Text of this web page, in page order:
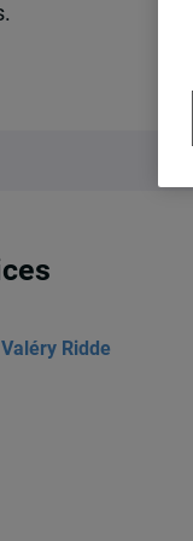
Valéry Ridde